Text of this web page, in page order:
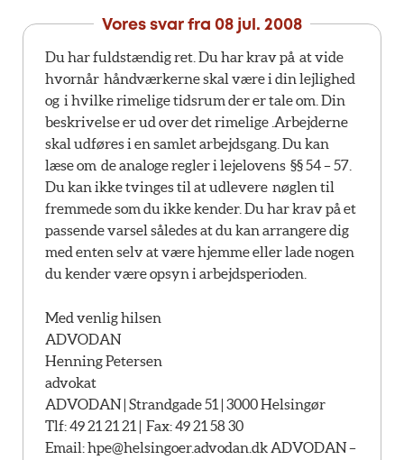
Vores svar fra 08 jul. 2008
Du har fuldstændig ret. Du har krav på at vide
hvornår håndværkerne skal være i din lejlighed
og i hvilke rimelige tidsrum der er tale om. Din
beskrivelse er ud over det rimelige .Arbejderne
skal udføres i en samlet arbejdsgang. Du kan
læse om de analoge regler i lejelovens §§ 54 – 57.
Du kan ikke tvinges til at udlevere nøglen til
fremmede som du ikke kender. Du har krav på et
passende varsel således at du kan arrangere dig
med enten selv at være hjemme eller lade nogen
du kender være opsyn i arbejdsperioden.
Med venlig hilsen
ADVODAN
Henning Petersen
advokat
ADVODAN | Strandgade 51 | 3000 Helsingør
Tlf: 49 21 21 21 | Fax: 49 21 58 30
Email:hpe@helsingoer.advodan.dk ADVODAN –